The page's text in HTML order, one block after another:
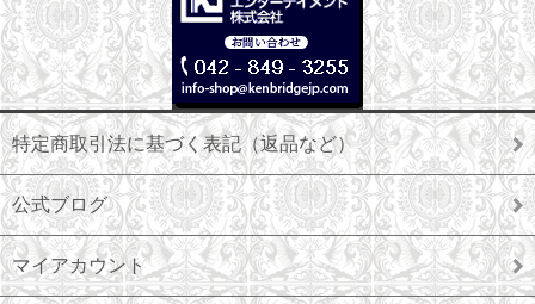
特定商取引法に基づく表記（返品など）
公式ブログ
マイアカウント